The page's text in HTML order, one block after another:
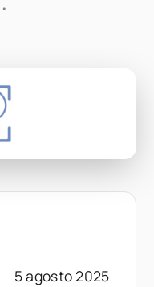
•
5 agosto 2025